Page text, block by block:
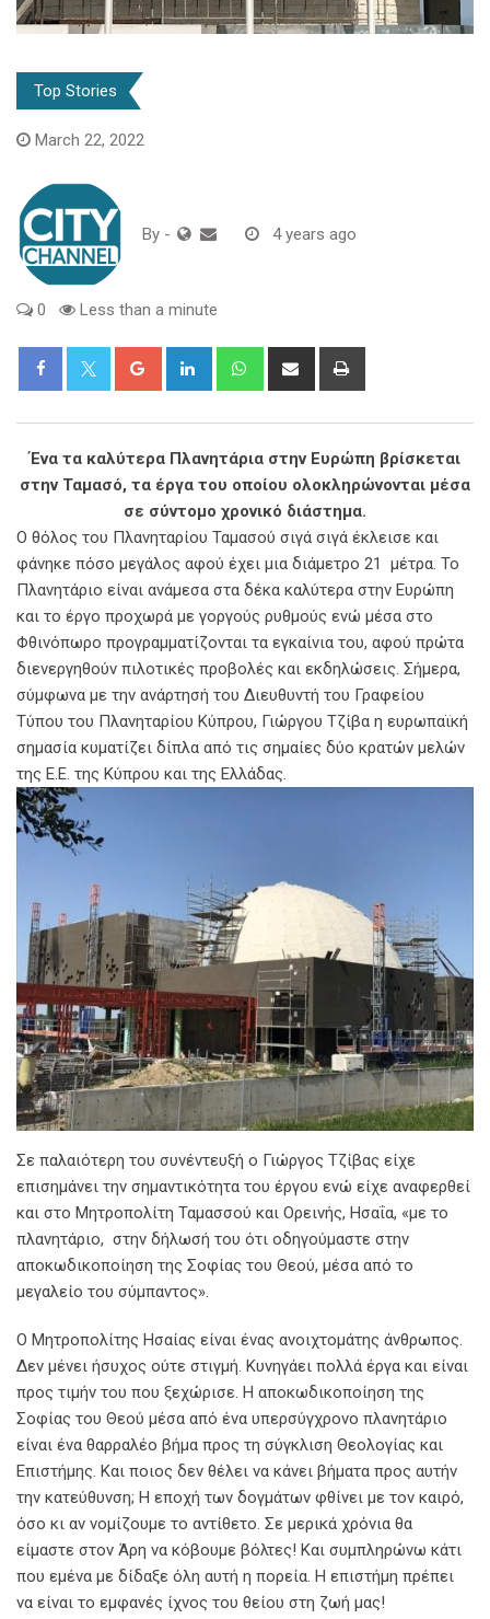
Top Stories
March 22, 2022
By - 4 years ago
0 Less than a minute
Google+ LinkedIn WhatsappShare
Ένα τα καλύτερα Πλανητάρια στην Ευρώπη βρίσκεται
στην Ταμασό, τα έργα του οποίου ολοκληρώνονται μέσα
σε σύντομο χρονικό διάστημα.
Ο θόλος του Πλανηταρίου Ταμασού σιγά σιγά έκλεισε και
φάνηκε πόσο μεγάλος αφού έχει μια διάμετρο 21 μέτρα. Το
Πλανητάριο είναι ανάμεσα στα δέκα καλύτερα στην Ευρώπη
και το έργο προχωρά με γοργούς ρυθμούς ενώ μέσα στο
Φθινόπωρο προγραμματίζονται τα εγκαίνια του, αφού πρώτα
διενεργηθούν πιλοτικές προβολές και εκδηλώσεις. Σήμερα,
σύμφωνα με την ανάρτησή του Διευθυντή του Γραφείου
Τύπου του Πλανηταρίου Κύπρου, Γιώργου Τζίβα η ευρωπαϊκή
σημασία κυματίζει δίπλα από τις σημαίες δύο κρατών μελών
της Ε.Ε. της Κύπρου και της Ελλάδας.
Σε παλαιότερη του συνέντευξή ο Γιώργος Τζίβας είχε
επισημάνει την σημαντικότητα του έργου ενώ είχε αναφερθεί
και στο Μητροπολίτη Ταμασσού και Ορεινής, Ησαΐα, «με το
πλανητάριο, στην δήλωσή του ότι οδηγούμαστε στην
αποκωδικοποίηση της Σοφίας του Θεού, μέσα από το
μεγαλείο του σύμπαντος».
Ο Μητροπολίτης Ησαίας είναι ένας ανοιχτομάτης άνθρωπος.
Δεν μένει ήσυχος ούτε στιγμή. Κυνηγάει πολλά έργα και είναι
προς τιμήν του που ξεχώρισε. Η αποκωδικοποίηση της
Σοφίας του Θεού μέσα από ένα υπερσύγχρονο πλανητάριο
είναι ένα θαρραλέο βήμα προς τη σύγκλιση Θεολογίας και
Επιστήμης. Και ποιος δεν θέλει να κάνει βήματα προς αυτήν
την κατεύθυνση; Η εποχή των δογμάτων φθίνει με τον καιρό,
όσο κι αν νομίζουμε το αντίθετο. Σε μερικά χρόνια θα
είμαστε στον Άρη να κόβουμε βόλτες! Και συμπληρώνω κάτι
που εμένα με δίδαξε όλη αυτή η πορεία. Η επιστήμη πρέπει
να είναι το εμφανές ίχνος του θείου στη ζωή μας!